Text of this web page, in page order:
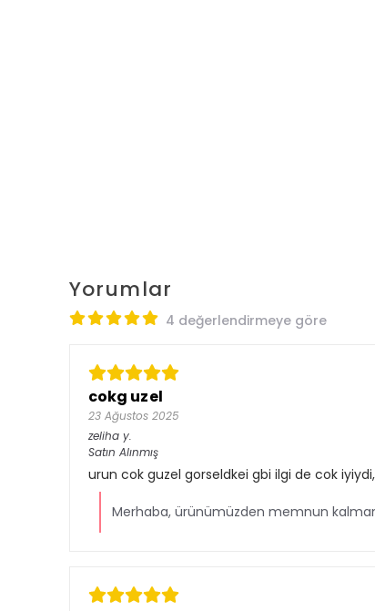
Yorumlar
4 değerlendirmeye göre
cokg uzel
23 Ağustos 2025
zeliha y.
Satın Alınmış
urun cok guzel gorseldkei gbi ilgi de cok
Merhaba, ürünümüzden memnun